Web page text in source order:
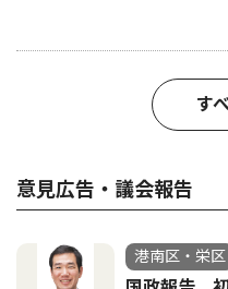
す
意見広告・議会報告
港南区・栄区